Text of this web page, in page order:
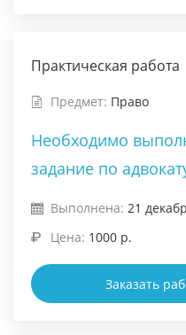
Практическая работа
Предмет: Право
Необходимо
задание по
Выполнена: 21
Цена: 1000 р.
Заказать